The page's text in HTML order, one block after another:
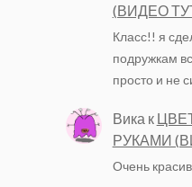
(ВИДЕО
Класс!! я
подружкам
просто и не
Вика к
РУКАМИ
Очень